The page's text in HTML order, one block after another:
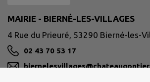
MAIRIE - BIERNÉ-LES-VILLAGES
4 Rue du Prieuré, 53290 Bierné-les-
02 43 70 53 17